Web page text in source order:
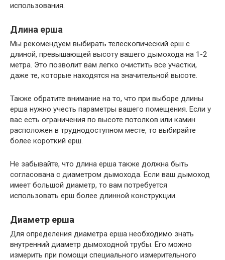
использования.
Длина ерша
Мы рекомендуем выбирать телескопический ерш с
длиной, превышающей высоту вашего дымохода на 1-2
метра. Это позволит вам легко очистить все участки,
даже те, которые находятся на значительной высоте.
Также обратите внимание на то, что при выборе длины
ерша нужно учесть параметры вашего помещения. Если у
вас есть ограничения по высоте потолков или камин
расположен в труднодоступном месте, то выбирайте
более короткий ерш.
Не забывайте, что длина ерша также должна быть
согласована с диаметром дымохода. Если ваш дымоход
имеет большой диаметр, то вам потребуется
использовать ерш более длинной конструкции.
Диаметр ерша
Для определения диаметра ерша необходимо знать
внутренний диаметр дымоходной трубы. Его можно
измерить при помощи специального измерительного